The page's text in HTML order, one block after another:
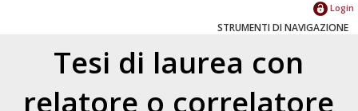
Login
STRUMENTI DI NAVIGAZIONE
Tesi di laurea con
relatore o correlatore